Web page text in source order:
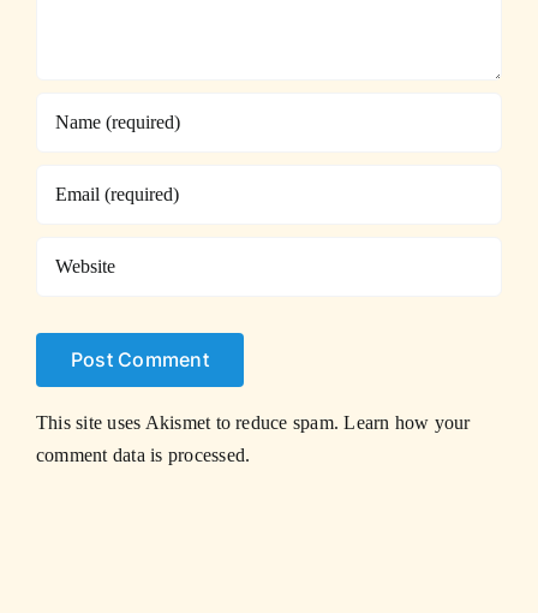
This site uses Akismet to reduce spam.Learn how your
comment data is processed.